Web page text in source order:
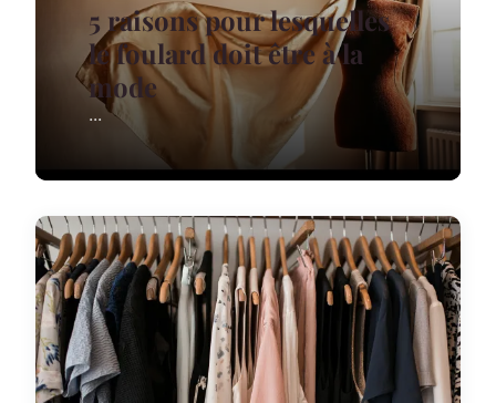
5 raisons pour lesquelles
le foulard doit être à la
mode
...